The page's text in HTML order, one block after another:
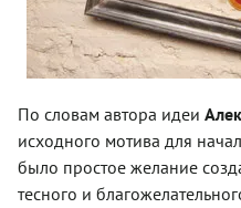
По словам автора идеи
исходного мотива для
было простое желание
тесного и